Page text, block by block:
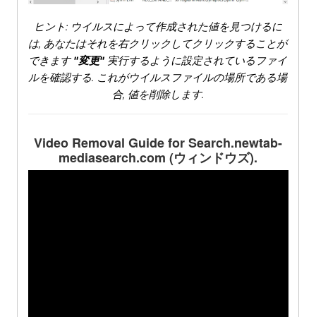
ヒント: ウイルスによって作成された値を見つけるに
は, あなたはそれを右クリックしてクリックすることが
できます"変更" 実行するように設定されているファイ
ルを確認する. これがウイルスファイルの場所である場
合, 値を削除します.
Video Removal Guide for Search.newtab-
mediasearch.com (ウィンドウズ).